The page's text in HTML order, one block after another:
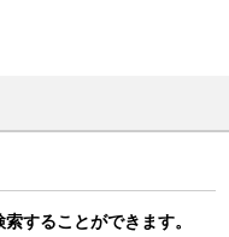
することができます。